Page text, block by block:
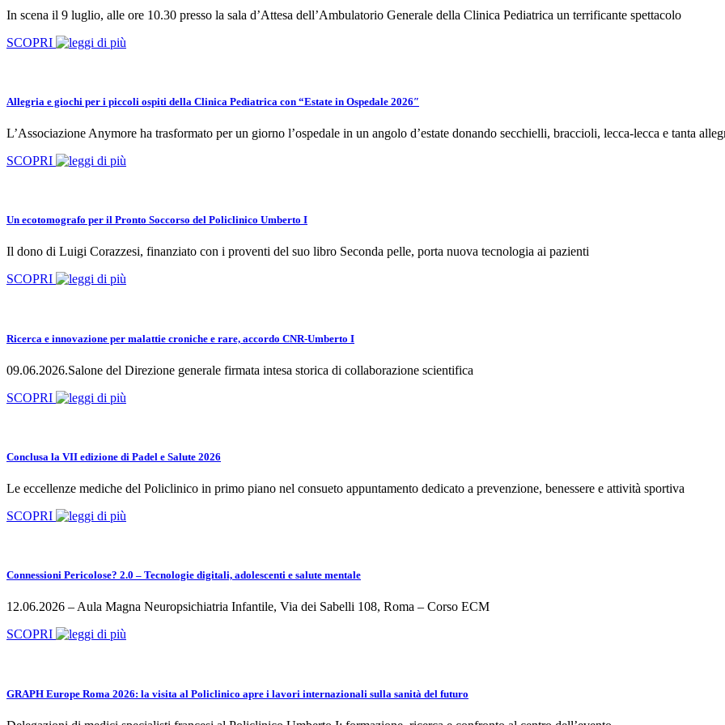
In scena il 9 luglio, alle ore 10.30 presso la sala d’Attesa dell’Ambulatorio Generale della Clinica Pediatrica un terrificante spettacolo
SCOPRI
Allegria e giochi per i piccoli ospiti della Clinica Pediatrica con “Estate in Ospedale 2026″
L’Associazione Anymore ha trasformato per un giorno l’ospedale in un angolo d’estate donando secchielli, braccioli, lecca-lecca e tanta
SCOPRI
Un ecotomografo per il Pronto Soccorso del Policlinico Umberto I
Il dono di Luigi Corazzesi, finanziato con i proventi del suo libro Seconda pelle, porta nuova tecnologia ai pazienti
SCOPRI
Ricerca e innovazione per malattie croniche e rare, accordo CNR-Umberto I
09.06.2026.Salone del Direzione generale firmata intesa storica di collaborazione scientifica
SCOPRI
Conclusa la VII edizione di Padel e Salute 2026
Le eccellenze mediche del Policlinico in primo piano nel consueto appuntamento dedicato a prevenzione, benessere e attività sportiva
SCOPRI
Connessioni Pericolose? 2.0 – Tecnologie digitali, adolescenti e salute mentale
12.06.2026 – Aula Magna Neuropsichiatria Infantile, Via dei Sabelli 108, Roma – Corso ECM
SCOPRI
GRAPH Europe Roma 2026: la visita al Policlinico apre i lavori internazionali sulla sanità del futuro